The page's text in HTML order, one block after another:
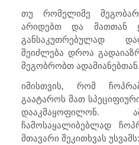
თუ რომელიმე
არიდებთ და მათთან
განსაკუთრებულად
შეიძლება დროა
მეგობრობთ ადამიანებთან.
იმისთვის, რომ
გაატაროს მათ
დააკმაყოფილონ.
ჩამოსაყალიბებლად
მთავარი შეკითხვას უსვამს: